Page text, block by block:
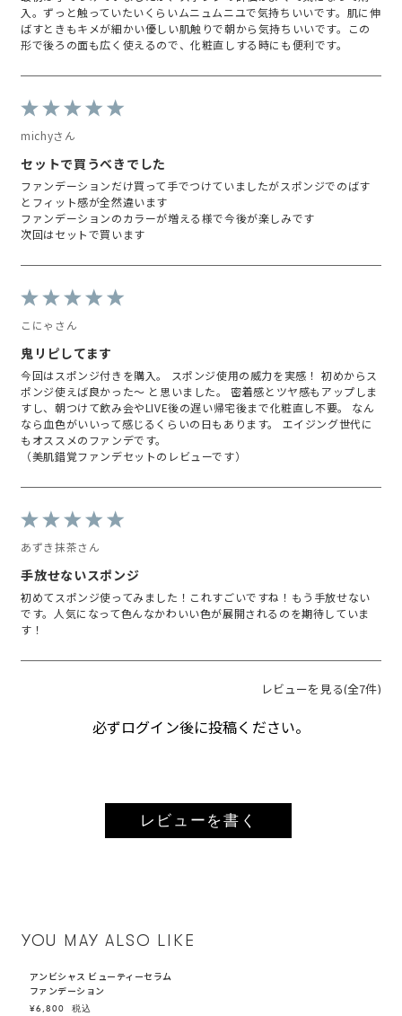
入。ずっと触っていたいくらいムニュムニユで気持ちいいです。肌に伸
ばすときもキメが細かい優しい肌触りで朝から気持ちいいです。この
形で後ろの面も広く使えるので、化粧直しする時にも便利です。
michyさん
セットで買うべきでした
ファンデーションだけ買って手でつけていましたがスポンジでのばす
とフィット感が全然違います
ファンデーションのカラーが増える様で今後が楽しみです
次回はセットで買います
こにゃさん
鬼リピしてます
今回はスポンジ付きを購入。 スポンジ使用の威力を実感！ 初めからス
ポンジ使えば良かった〜 と思いました。 密着感とツヤ感もアップしま
すし、朝つけて飲み会やLIVE後の遅い帰宅後まで化粧直し不要。 なん
なら血色がいいって感じるくらいの日もあります。 エイジング世代に
もオススメのファンデです。
（美肌錯覚ファンデセットのレビューです）
あずき抹茶さん
手放せないスポンジ
初めてスポンジ使ってみました！これすごいですね！もう手放せない
です。人気になって色んなかわいい色が展開されるのを期待していま
す！
レビューを見る(全7件)
必ずログイン後に投稿ください。
レビューを書く
YOU MAY ALSO LIKE
アンビシャス ビューティーセラム
ファンデーション
¥6,800 税込